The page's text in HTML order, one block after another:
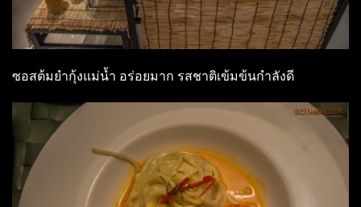
ซอสต้มยำกุ้งแม่น้ำ อร่อยมาก รสชาติเข้มข้นกำลังดี